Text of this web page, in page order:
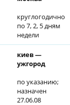
круглогодично
по 7, 2, 5 дням
недели
киев —
ужгород
по указанию;
назначен
27.06.08